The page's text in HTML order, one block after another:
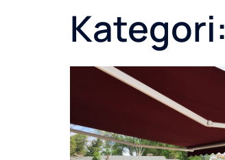
Kategori: